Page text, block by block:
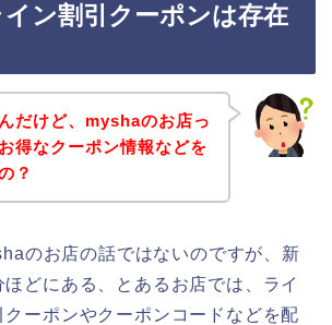
ン割引クーポンは存在
だけど、myshaのお店っ
得なクーポン情報などを
？
のお店の話ではないのですが、新
どにある、とあるお店では、ライ
クーポンやクーポンコードなどを配